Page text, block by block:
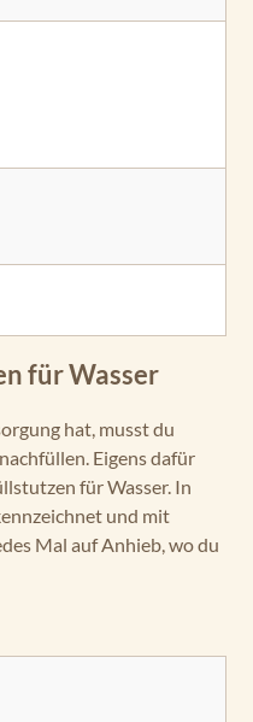
für Wasser
hat, musst du
Eigens dafür
für Wasser. In
und mit
Mal auf Anhieb, wo du